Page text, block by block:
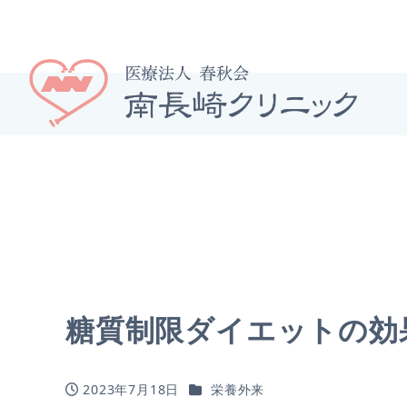
糖質制限ダイエットの
投稿日
2023年7月18日 カテゴリー
栄養外来